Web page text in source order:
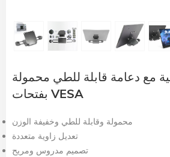
مع دعامة قابلة للطي محمولة
بفتحات VESA
محمولة وقابلة للطي وخفيفة الوزن
تعديل زاوية متعددة
تصميم مدروس ومريح